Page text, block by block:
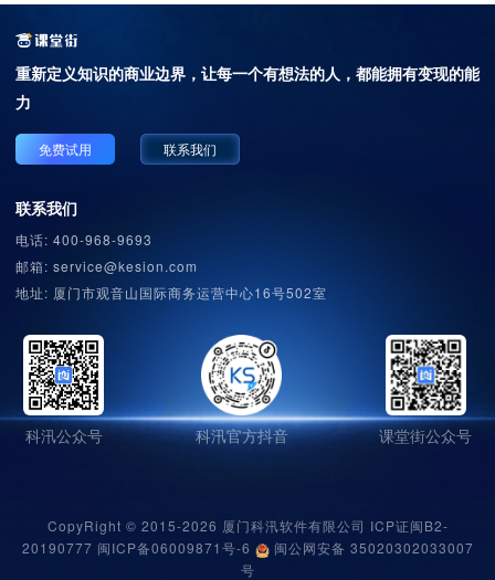
重新定义知识的商业边界， 让每一个有想法的人，都能拥有变现的能
力
免费试用 联系我们
联系我们
电话: 400-968-9693
邮箱: service@kesion.com
地址: 厦门市观音山国际商务运营中心16号502室
科汛公众号 科汛官方抖音 课堂街公众号
CopyRight © 2015-2026 厦门科汛软件有限公司 ICP证闽B2-
20190777 闽ICP备06009871号-6
闽公网安备 35020302033007
号